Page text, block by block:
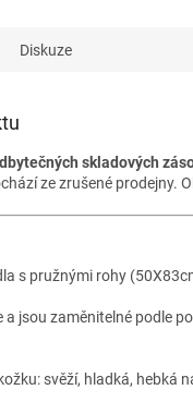
Diskuze
skladových
ze zrušené prodejny.
s pružnými rohy
a jsou zaměnitelné podle
svěží, hladká, hebká